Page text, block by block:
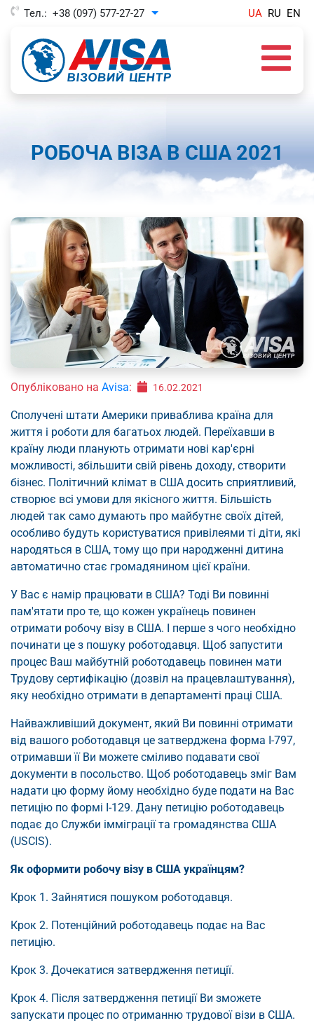
Тел.: +38 (097) 577-27-27 Toggle Dropdown UA RU EN
РОБОЧА ВІЗА В США 2021
Опубліковано на Avisa: 16.02.2021
Сполучені штати Америки приваблива країна для
життя і роботи для багатьох людей. Переїхавши в
країну люди планують отримати нові кар'єрні
можливості, збільшити свій рівень доходу, створити
бізнес. Політичний клімат в США досить сприятливий,
створює всі умови для якісного життя. Більшість
людей так само думають про майбутнє своїх дітей,
особливо будуть користуватися привілеями ті діти, які
народяться в США, тому що при народженні дитина
автоматично стає громадянином цієї країни.
У Вас є намір працювати в США? Тоді Ви повинні
пам'ятати про те, що кожен українець повинен
отримати робочу візу в США. І перше з чого необхідно
починати це з пошуку роботодавця. Щоб запустити
процес Ваш майбутній роботодавець повинен мати
Трудову сертифікацію (дозвіл на працевлаштування),
яку необхідно отримати в департаменті праці США.
Найважливіший документ, який Ви повинні отримати
від вашого роботодавця це затверджена форма I-797,
отримавши її Ви можете сміливо подавати свої
документи в посольство. Щоб роботодавець зміг Вам
надати цю форму йому необхідно буде подати на Вас
петицію по формі I-129. Дану петицію роботодавець
подає до Служби імміграції та громадянства США
(USCIS).
Як оформити робочу візу в США українцям?
Крок 1. Зайнятися пошуком роботодавця.
Крок 2. Потенційний роботодавець подає на Вас
петицію.
Крок 3. Дочекатися затвердження петиції.
Крок 4. Після затвердження петиції Ви зможете
запускати процес по отриманню трудової візи в США.